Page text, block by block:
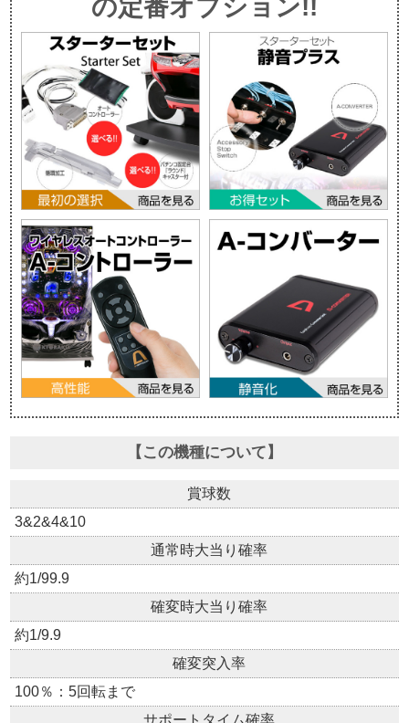
の定番オプション!!
【この機種について】
賞球数
3&2&4&10
通常時大当り確率
約1/99.9
確変時大当り確率
約1/9.9
確変突入率
100％：5回転まで